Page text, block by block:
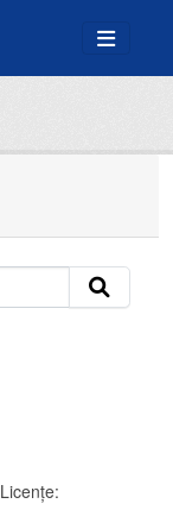
Licenţe: